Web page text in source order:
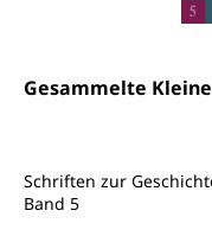
Gesammelte
Schriften zur
Band 5